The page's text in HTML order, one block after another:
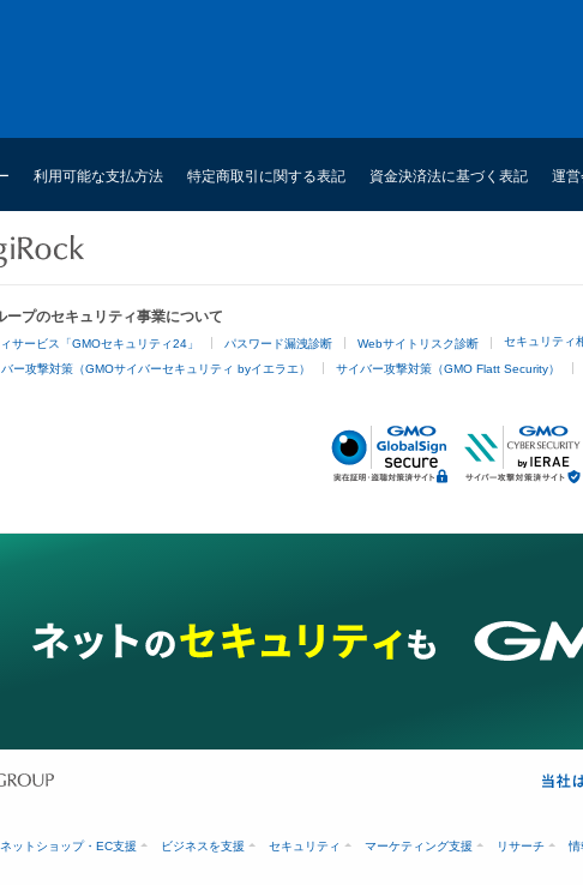
利用可能な支払方法 特定商取引に関する表記 資金決済法に基づく表記 運
ープのセキュリティ事業について
サービス「GMOセキュリティ24」 パスワード漏洩診断 Webサイトリスク診断 セキュリティ
ー攻撃対策（GMOサイバーセキュリティ byイエラエ） サイバー攻撃対策（GMO Flatt Security）
ネットショップ・EC支援 ビジネスを支援 セキュリティ マーケティング支援 リサーチ 情